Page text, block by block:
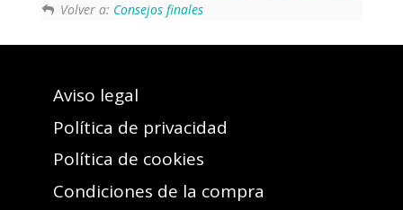
Volver a: Consejos finales
Aviso legal
Política de privacidad
Política de cookies
Condiciones de la compra